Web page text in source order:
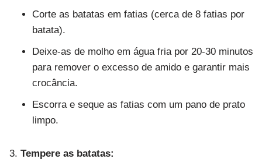
Corte as batatas em fatias (cerca de 8 fatias por
batata).
Deixe-as de molho em água fria por 20-30 minutos
para remover o excesso de amido e garantir mais
crocância.
Escorra e seque as fatias com um pano de prato
limpo.
Tempere as batatas: